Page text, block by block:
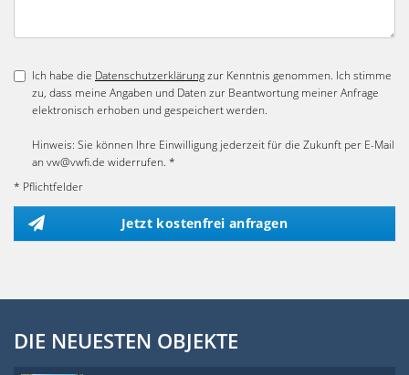
Ich habe die Datenschutzerklärungzur Kenntnis genommen. Ich stimme
zu, dass meine Angaben und Daten zur Beantwortung meiner Anfrage
elektronisch erhoben und gespeichert werden.
Hinweis: Sie können Ihre Einwilligung jederzeit für die Zukunft per E-Mail
an vw@vwfi.de widerrufen. *
* Pflichtfelder
Jetzt kostenfrei anfragen
DIE NEUESTEN OBJEKTE